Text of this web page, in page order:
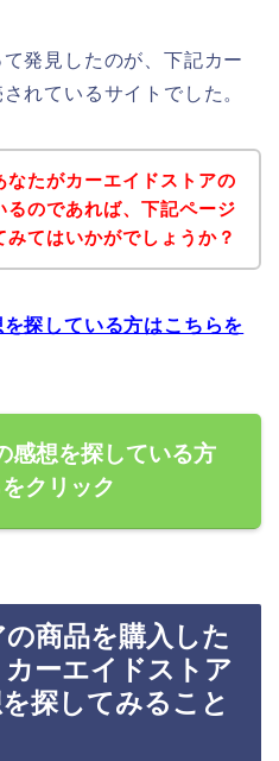
発見したのが、下記カー
れているサイトでした。
なたがカーエイドストアの
るのであれば、下記ページ
みてはいかがでしょうか？
探している方はこちらを
感想を探している方
クリック
商品を購入した
ーエイドストア
探してみること